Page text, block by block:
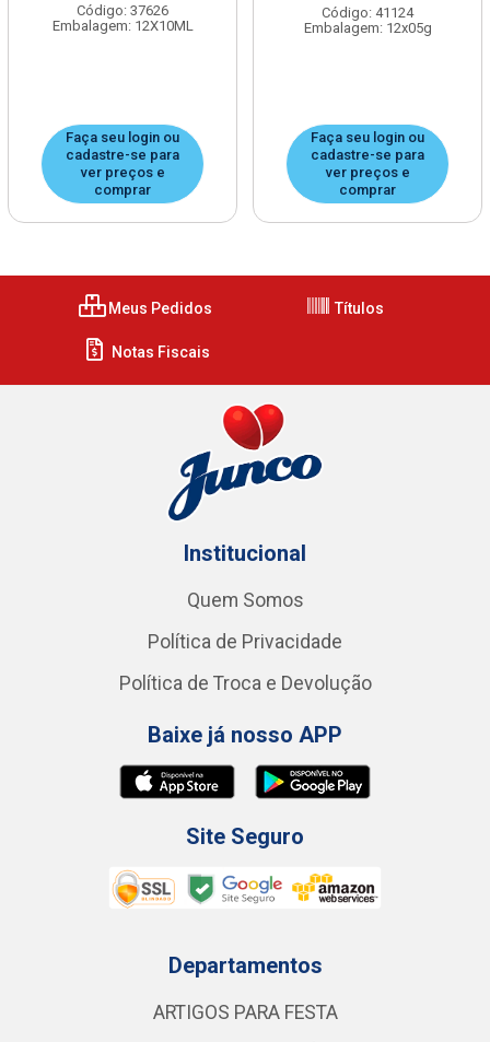
Código: 37626
Embalagem: 12X10ML
Faça seu login ou
cadastre-se para
ver preços e
comprar
Código: 41124
Embalagem: 12x05g
Faça seu login ou
cadastre-se para
ver preços e
comprar
Meus Pedidos Títulos
Notas Fiscais
Institucional
Quem Somos
Política de Privacidade
Política de Troca e Devolução
Baixe já nosso APP
Site Seguro
Departamentos
ARTIGOS PARA FESTA